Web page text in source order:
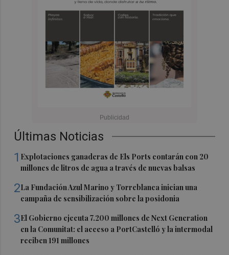
Últimas Noticias
1 Explotaciones ganaderas de Els Ports contarán con 20
millones de litros de agua a través de nuevas balsas
2La Fundación Azul Marino y Torreblanca inician una
campaña de sensibilización sobre la posidonia
3El Gobierno ejecuta 7.200 millones de Next Generation
en la Comunitat: el acceso a PortCastelló y la intermodal
reciben 191 millones